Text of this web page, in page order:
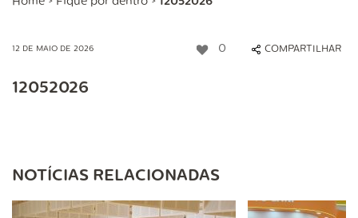
12 DE MAIO DE 2026 0 COMPARTILHAR
12052026
NOTÍCIAS RELACIONADAS